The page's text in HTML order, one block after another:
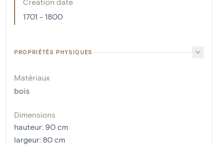
1701 - 1800
PROPRIÉTÉS PHYSIQUES
Matériaux
bois
Dimensions
hauteur: 90 cm
largeur: 80 cm